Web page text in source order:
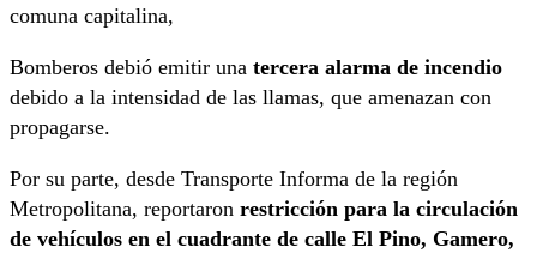
comuna capitalina,
Bomberos debió emitir una tercera alarma de incendio
debido a la intensidad de las llamas, que amenazan con
propagarse.
Por su parte, desde Transporte Informa de la región
Metropolitana, reportaron restricción para la circulación
de vehículos en el cuadrante de calle El Pino, Gamero,